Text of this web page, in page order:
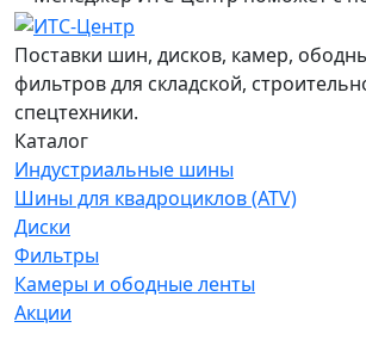
Поставки шин, дисков, камер,
фильтров для складской,
спецтехники.
Каталог
Индустриальные шины
Шины для квадроциклов (ATV)
Диски
Фильтры
Камеры и ободные ленты
Акции